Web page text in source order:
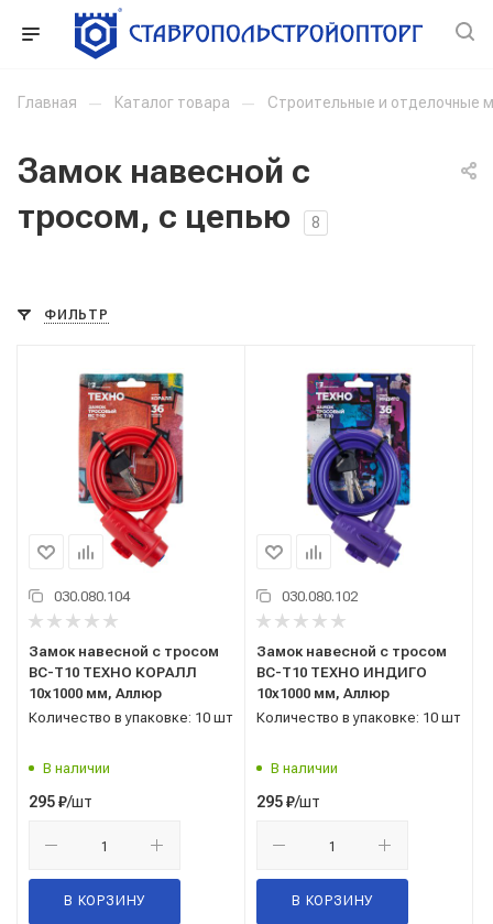
Главная — Каталог товара — Строительные и отделочные
Замок навесной с
тросом, с цепью
8
ФИЛЬТР
030.080.104
Замок навесной с тросом
ВС-Т10 ТЕХНО КОРАЛЛ
10x1000 мм, Аллюр
Количество в упаковке: 10 шт
В наличии
295₽/шт
В КОРЗИНУ
030.080.102
Замок навесной с тросом
ВС-Т10 ТЕХНО ИНДИГО
10x1000 мм, Аллюр
Количество в упаковке: 10 шт
В наличии
295₽/шт
В КОРЗИНУ